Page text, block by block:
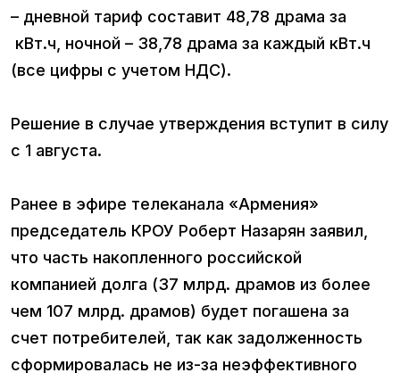
– дневной тариф составит 48,78 драма за
кВт.ч, ночной – 38,78 драма за каждый кВт.ч
(все цифры с учетом НДС).
Решение в случае утверждения вступит в силу
с 1 августа.
Ранее в эфире телеканала «Армения»
председатель КРОУ Роберт Назарян заявил,
что часть накопленного российской
компанией долга (37 млрд. драмов из более
чем 107 млрд. драмов) будет погашена за
счет потребителей, так как задолженность
сформировалась не из-за неэффективного